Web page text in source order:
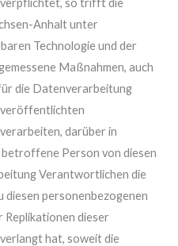
Anhalt unter
Technologie und der
Maßnahmen, auch
die Datenverarbeitung
darüber in
betroffene Person von diesen
Verantwortlichen die
diesen personenbezogenen
dieser
hat, soweit die